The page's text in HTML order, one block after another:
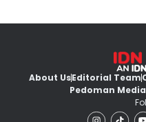
About UsEditorial Team
Pedoman